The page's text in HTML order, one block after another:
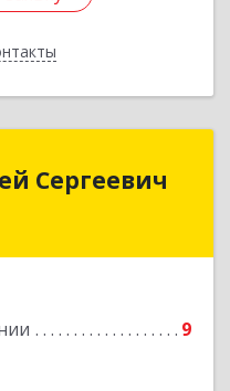
Сергеевич
9
Сергеевич
г, Советская ул,